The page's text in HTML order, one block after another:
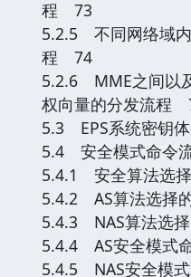
程 73
5.2.5 不同网络域
程 74
5.2.6 MME之间以
权向量的分发流程
5.3 EPS系统密钥
5.4 安全模式命令
5.4.1 安全算法选
5.4.2 AS算法选择
5.4.3 NAS算法选
5.4.4 AS安全模式
5.4.5 NAS安全模